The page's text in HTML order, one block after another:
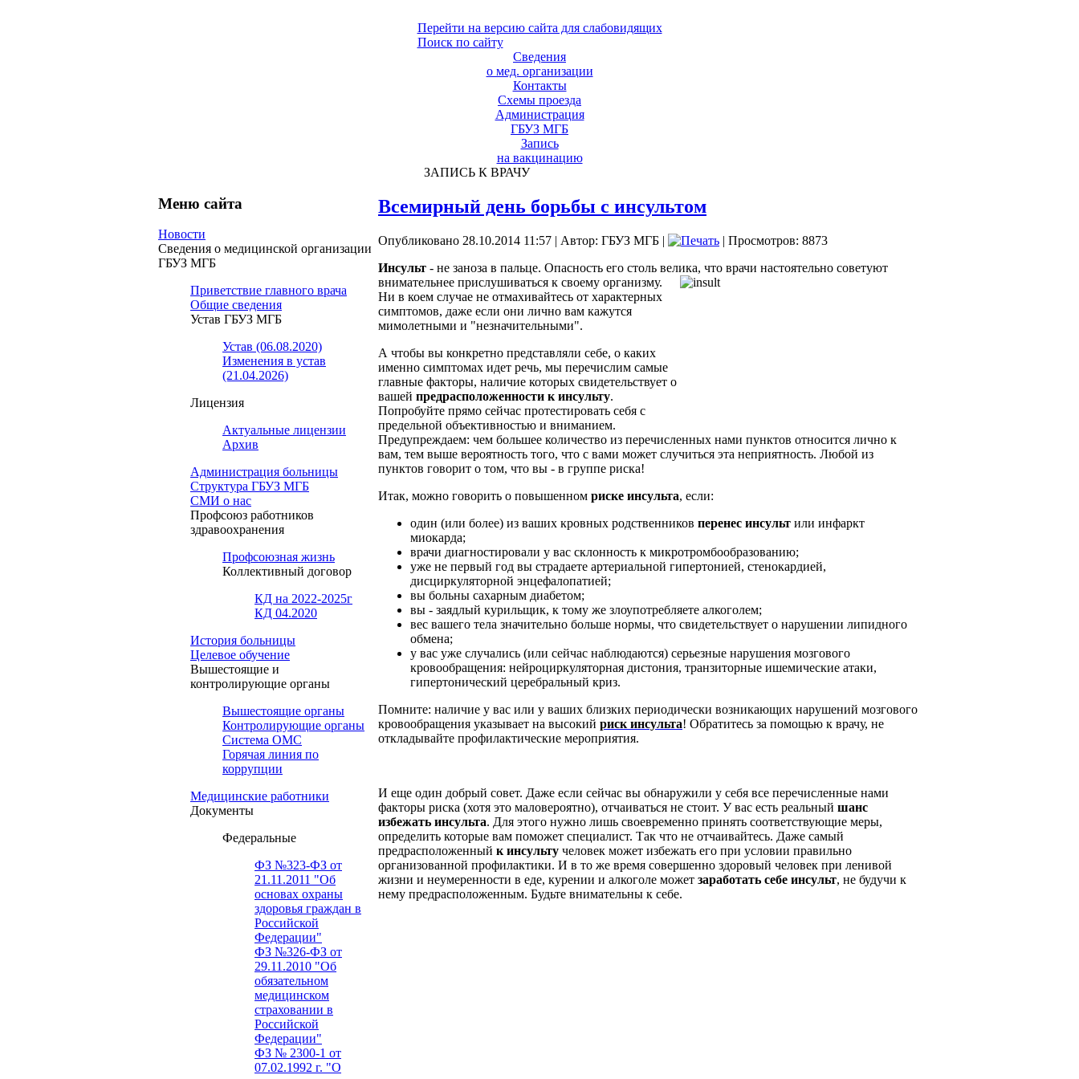
Перейти на версию сайта для слабовидящих
Поиск по сайту
Сведения
о мед. организации
Контакты
Схемы проезда
Администрация
ГБУЗ МГБ
Запись
на вакцинацию
ЗАПИСЬ К ВРАЧУ
Меню сайта
Новости
Сведения о медицинской организации
ГБУЗ МГБ
Приветствие главного врача
Общие сведения
Устав ГБУЗ МГБ
Устав (06.08.2020)
Изменения в устав
(21.04.2026)
Лицензия
Актуальные лицензии
Архив
Администрация больницы
Структура ГБУЗ МГБ
СМИ о нас
Профсоюз работников
здравоохранения
Профсоюзная жизнь
Коллективный договор
КД на 2022-2025г
КД 04.2020
История больницы
Целевое обучение
Вышестоящие и
контролирующие органы
Вышестоящие органы
Контролирующие органы
Система ОМС
Горячая линия по
коррупции
Медицинские работники
Документы
Федеральные
ФЗ №323-ФЗ от
21.11.2011 "Об
основах охраны
здоровья граждан в
Российской
Федерации"
ФЗ №326-ФЗ от
29.11.2010 "Об
обязательном
медицинском
страховании в
Российской
Федерации"
ФЗ № 2300-1 от
07.02.1992 г. "О
Всемирный день борьбы с инсультом
Опубликовано 28.10.2014 11:57 | Автор: ГБУЗ МГБ |
| Просмотров: 8873
Инсульт - не заноза в пальце. Опасность его столь велика, что врачи настоятельно советуют
внимательнее прислушиваться к своему организму.
Ни в коем случае не отмахивайтесь от характерных
симптомов, даже если они лично вам кажутся
мимолетными и "незначительными".
А чтобы вы конкретно представляли себе, о каких
именно симптомах идет речь, мы перечислим самые
главные факторы, наличие которых свидетельствует о
вашей предрасположенности к инсульту.
Попробуйте прямо сейчас протестировать себя с
предельной объективностью и вниманием.
Предупреждаем: чем большее количество из перечисленных нами пунктов относится лично к
вам, тем выше вероятность того, что с вами может случиться эта неприятность. Любой из
пунктов говорит о том, что вы - в группе риска!
Итак, можно говорить о повышенном риске инсульта, если:
один (или более) из ваших кровных родственников перенес инсульт или инфаркт
миокарда;
врачи диагностировали у вас склонность к микротромбообразованию;
уже не первый год вы страдаете артериальной гипертонией, стенокардией,
дисциркуляторной энцефалопатией;
вы больны сахарным диабетом;
вы - заядлый курильщик, к тому же злоупотребляете алкоголем;
вес вашего тела значительно больше нормы, что свидетельствует о нарушении липидного
обмена;
у вас уже случались (или сейчас наблюдаются) серьезные нарушения мозгового
кровообращения: нейроциркуляторная дистония, транзиторные ишемические атаки,
гипертонический церебральный криз.
Помните: наличие у вас или у ваших близких периодически возникающих нарушений мозгового
кровообращения указывает на высокий риск инсульта! Обратитесь за помощью к врачу, не
откладывайте профилактические мероприятия.
И еще один добрый совет. Даже если сейчас вы обнаружили у себя все перечисленные нами
факторы риска (хотя это маловероятно), отчаиваться не стоит. У вас есть реальный шанс
избежать инсульта. Для этого нужно лишь своевременно принять соответствующие меры,
определить которые вам поможет специалист. Так что не отчаивайтесь. Даже самый
предрасположенный к инсульту человек может избежать его при условии правильно
организованной профилактики. И в то же время совершенно здоровый человек при ленивой
жизни и неумеренности в еде, курении и алкоголе может заработать себе инсульт, не будучи к
нему предрасположенным. Будьте внимательны к себе.